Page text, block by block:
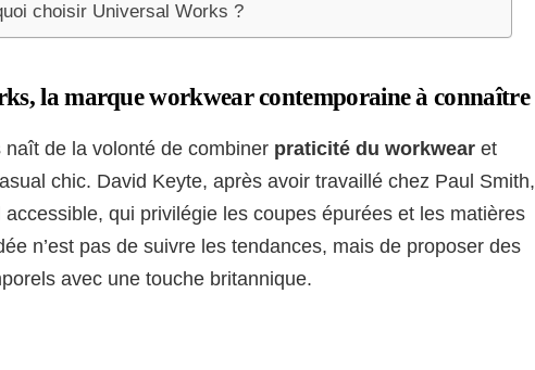
choisir Universal Works ?
la marque workwear contemporaine à connaître
naît de la volonté de combiner praticité du workwear et
chic. David Keyte, après avoir travaillé chez Paul Smith,
accessible, qui privilégie les coupes épurées et les matières
n’est pas de suivre les tendances, mais de proposer des
avec une touche britannique.